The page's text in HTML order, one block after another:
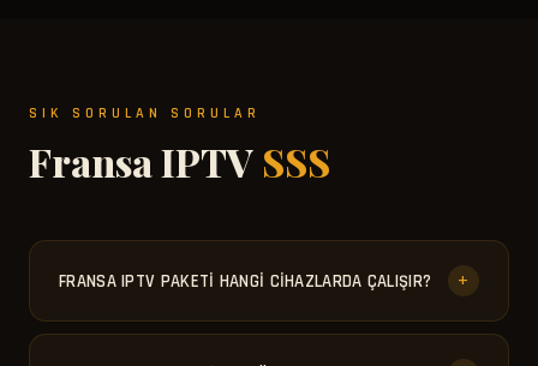
SIK SORULAN SORULAR
Fransa IPTV SSS
FRANSA IPTV PAKETI HANGI CIHAZLARDA ÇALIŞIR? +
Samsung ve LG Smart TV, Android TV Box, Amazon